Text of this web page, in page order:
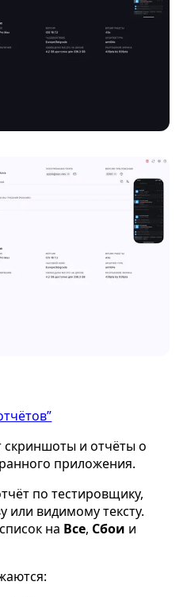
скриншоты и отчёты о
приложения.
по тестировщику,
или видимому тексту.
на Все, Сбои и